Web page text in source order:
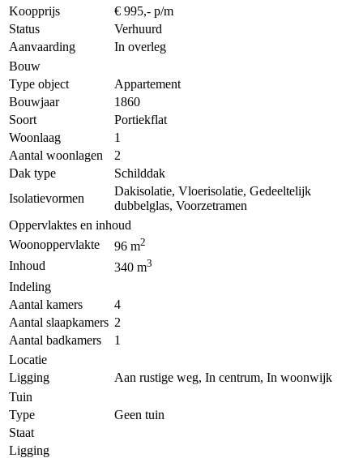
Koopprijs
€ 995,- p/m
Status
Verhuurd
Aanvaarding
In overleg
Bouw
Type object
Appartement
Bouwjaar
1860
Soort
Portiekflat
Woonlaag
1
Aantal woonlagen
2
Dak type
Schilddak
Isolatievormen
Dakisolatie, Vloerisolatie, Gedeeltelijk
dubbelglas, Voorzetramen
Oppervlaktes en inhoud
Woonoppervlakte
96 m2
Inhoud 340 m3
Indeling
Aantal kamers
4
Aantal slaapkamers 2
Aantal badkamers
1
Locatie
Ligging
Aan rustige weg, In centrum, In woonwijk
Tuin
Type
Geen tuin
Staat
Ligging